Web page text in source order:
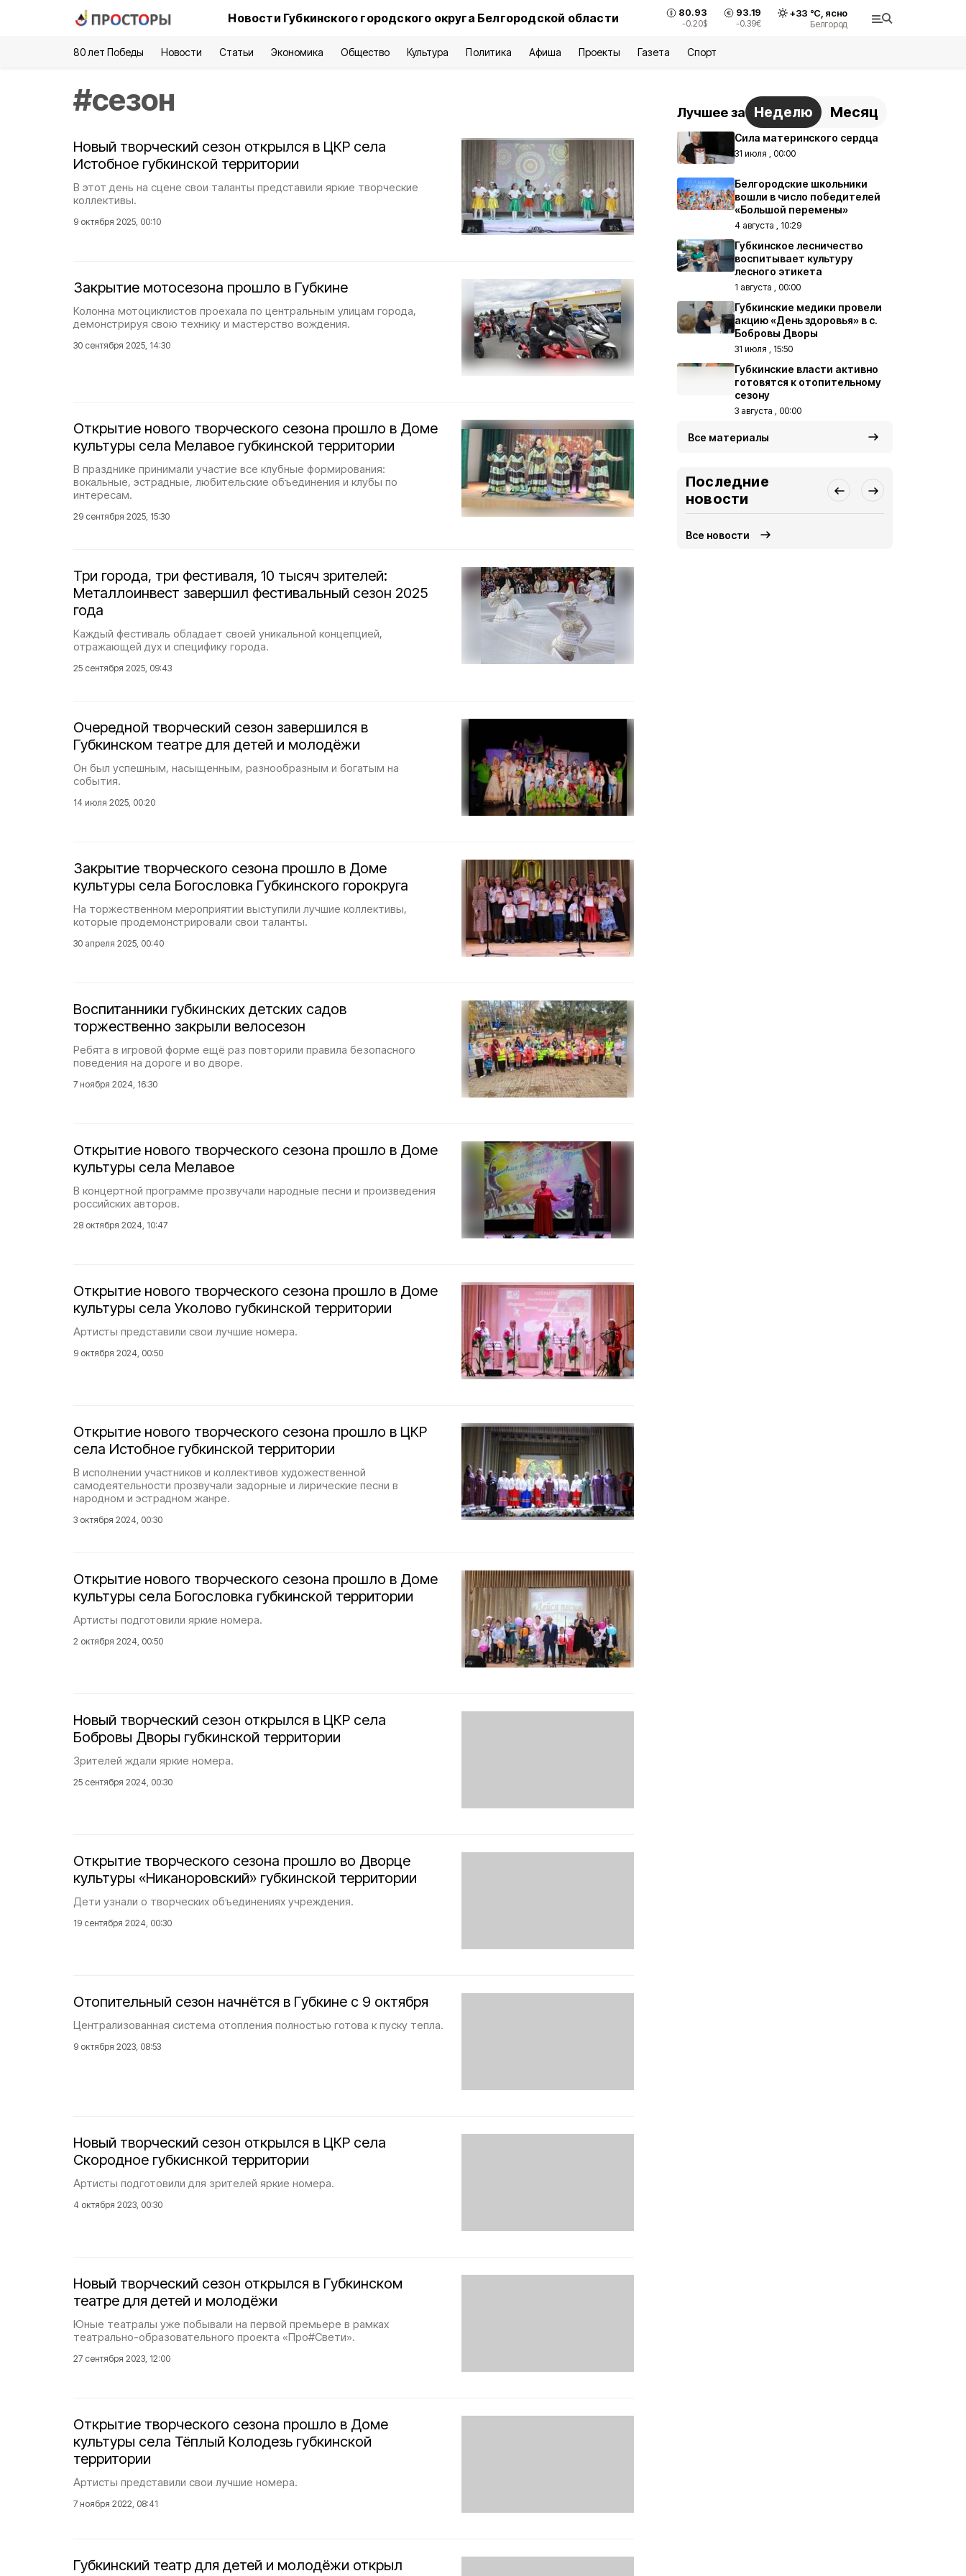
Новости Губкинского городского округа Белгородской области 80.93
-0.20$
93.19
-0.39€
+33 °С, ясно
Белгород
80 лет Победы Новости Статьи Экономика Общество Культура Политика Афиша Проекты Газета Спорт
#сезон
Новый творческий сезон открылся в ЦКР села
Истобное губкинской территории
В этот день на сцене свои таланты представили яркие творческие
коллективы.
9 октября 2025, 00:10
Закрытие мотосезона прошло в Губкине
Колонна мотоциклистов проехала по центральным улицам города,
демонстрируя свою технику и мастерство вождения.
30 сентября 2025, 14:30
Открытие нового творческого сезона прошло в Доме
культуры села Мелавое губкинской территории
В празднике принимали участие все клубные формирования:
вокальные, эстрадные, любительские объединения и клубы по
интересам.
29 сентября 2025, 15:30
Три города, три фестиваля, 10 тысяч зрителей:
Металлоинвест завершил фестивальный сезон 2025
года
Каждый фестиваль обладает своей уникальной концепцией,
отражающей дух и специфику города.
25 сентября 2025, 09:43
Очередной творческий сезон завершился в
Губкинском театре для детей и молодёжи
Он был успешным, насыщенным, разнообразным и богатым на
события.
14 июля 2025, 00:20
Закрытие творческого сезона прошло в Доме
культуры села Богословка Губкинского горокруга
На торжественном мероприятии выступили лучшие коллективы,
которые продемонстрировали свои таланты.
30 апреля 2025, 00:40
Воспитанники губкинских детских садов
торжественно закрыли велосезон
Ребята в игровой форме ещё раз повторили правила безопасного
поведения на дороге и во дворе.
7 ноября 2024, 16:30
Открытие нового творческого сезона прошло в Доме
культуры села Мелавое
В концертной программе прозвучали народные песни и произведения
российских авторов.
28 октября 2024, 10:47
Открытие нового творческого сезона прошло в Доме
культуры села Уколово губкинской территории
Артисты представили свои лучшие номера.
9 октября 2024, 00:50
Открытие нового творческого сезона прошло в ЦКР
села Истобное губкинской территории
В исполнении участников и коллективов художественной
самодеятельности прозвучали задорные и лирические песни в
народном и эстрадном жанре.
3 октября 2024, 00:30
Открытие нового творческого сезона прошло в Доме
культуры села Богословка губкинской территории
Артисты подготовили яркие номера.
2 октября 2024, 00:50
Новый творческий сезон открылся в ЦКР села
Бобровы Дворы губкинской территории
Зрителей ждали яркие номера.
25 сентября 2024, 00:30
Открытие творческого сезона прошло во Дворце
культуры «Никаноровский» губкинской территории
Дети узнали о творческих объединениях учреждения.
19 сентября 2024, 00:30
Отопительный сезон начнётся в Губкине с 9 октября
Централизованная система отопления полностью готова к пуску тепла.
9 октября 2023, 08:53
Новый творческий сезон открылся в ЦКР села
Скородное губкиснкой территории
Артисты подготовили для зрителей яркие номера.
4 октября 2023, 00:30
Новый творческий сезон открылся в Губкинском
театре для детей и молодёжи
Юные театралы уже побывали на первой премьере в рамках
театрально-образовательного проекта «Про#Свети».
27 сентября 2023, 12:00
Открытие творческого сезона прошло в Доме
культуры села Тёплый Колодезь губкинской
территории
Артисты представили свои лучшие номера.
7 ноября 2022, 08:41
Губкинский театр для детей и молодёжи открыл
Лучшее за Неделю Месяц
Сила материнского сердца
31 июля , 00:00
Белгородские школьники
вошли в число победителей
«Большой перемены»
4 августа , 10:29
Губкинское лесничество
воспитывает культуру
лесного этикета
1 августа , 00:00
Губкинские медики провели
акцию «День здоровья» в с.
Бобровы Дворы
31 июля , 15:50
Губкинские власти активно
готовятся к отопительному
сезону
3 августа , 00:00
Все материалы
Последние
новости
Все новости